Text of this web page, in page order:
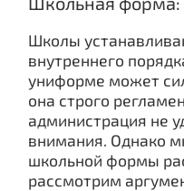
Школы
внутреннего
униформе может
она строго
администрация не
внимания. Однако
школьной формы
рассмотрим